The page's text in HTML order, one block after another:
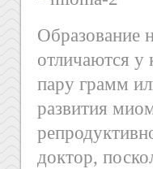
Образование
отличаются у
пару грамм
развития
доктор,